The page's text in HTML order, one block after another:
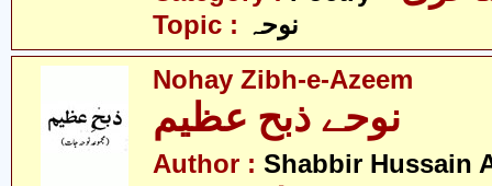
Topic :
نوحہ
Nohay Zibh-e-Azeem
نوحے ذبح عظیم
Author : Shabbir Hussain